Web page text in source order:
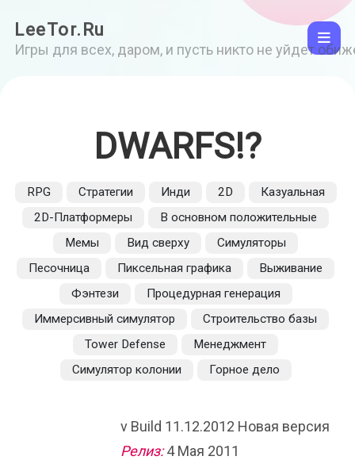
LeeTor.Ru
Игры для всех, даром, и пусть никто не уйдет
DWARFS!?
RPG Стратегии Инди 2D
Казуальная
2D-Платформеры
В основном положительные
Мемы
Вид сверху
Симуляторы
Песочница
Пиксельная графика
Выживание
Фэнтези
Процедурная генерация
Иммерсивный симулятор
Строительство базы
Tower Defense
Менеджмент
Симулятор колонии
Горное дело
v Build 11.12.2012 Новая версия
Релиз:4 Мая 2011